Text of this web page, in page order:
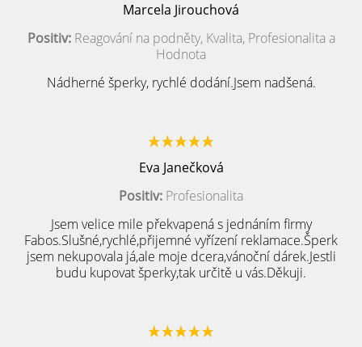
Marcela Jirouchová
Positiv:Reagování na podněty, Kvalita, Profesionalita a
Hodnota
Nádherné šperky, rychlé dodání.Jsem nadšená.
Eva Janečková
Positiv: Profesionalita
Jsem velice mile překvapená s jednáním firmy
Fabos.Slušné,rychlé,přijemné vyřízení reklamace.Šperk
jsem nekupovala já,ale moje dcera,vánoční dárek.Jestli
budu kupovat šperky,tak určitě u vás.Děkuji.